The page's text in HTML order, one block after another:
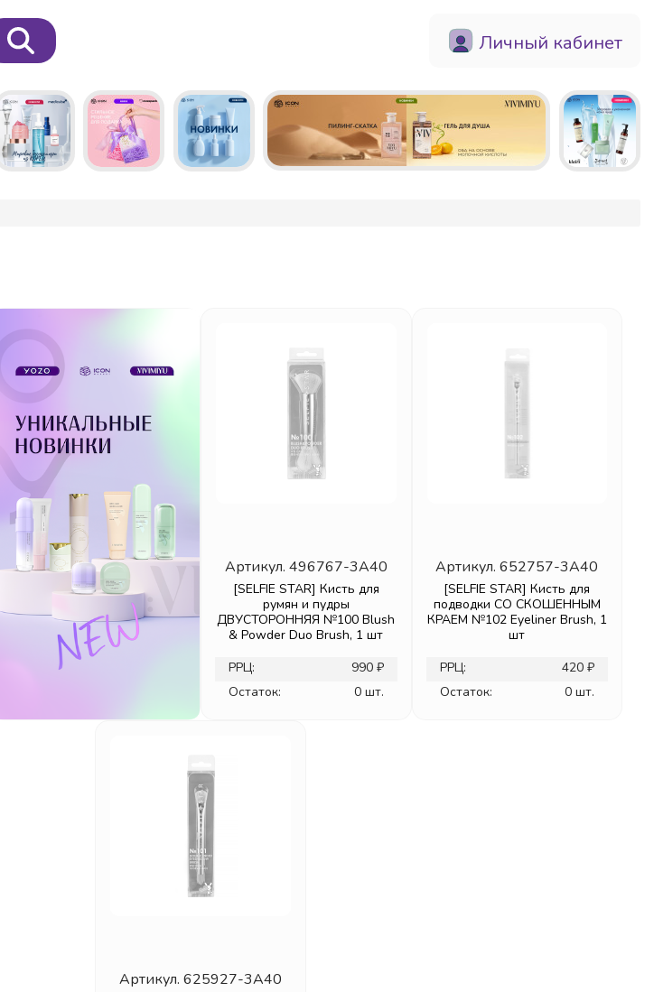
Личный кабинет
Артикул. 496767-3A40
[SELFIE STAR] Кисть для
румян и пудры
ДВУСТОРОННЯЯ №100 Blush
& Powder Duo Brush, 1 шт
РРЦ:
990 ₽
Остаток:
0 шт.
Артикул.652757-3A40
[SELFIE STAR] Кисть для
подводки СО СКОШЕННЫМ
КРАЕМ №102 Eyeliner Brush, 1
шт
РРЦ:
420 ₽
Остаток:
0 шт.
Артикул. 625927-3A40